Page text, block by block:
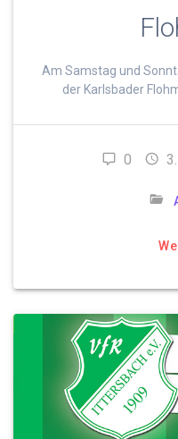
Am Samstag und
der Karlsbader
0